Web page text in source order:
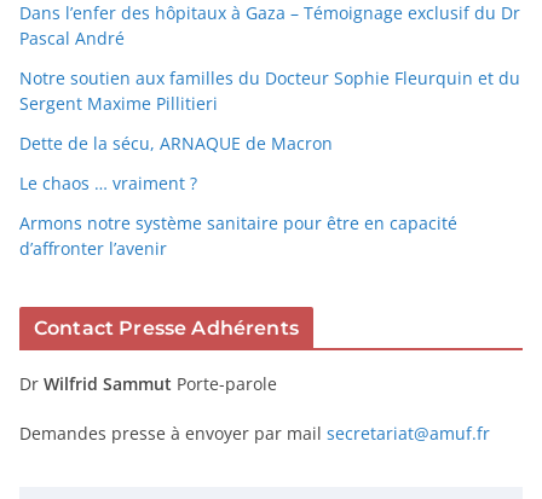
Dans l’enfer des hôpitaux à Gaza – Témoignage exclusif du Dr
Pascal André
Notre soutien aux familles du Docteur Sophie Fleurquin et du
Sergent Maxime Pillitieri
Dette de la sécu, ARNAQUE de Macron
Le chaos … vraiment ?
Armons notre système sanitaire pour être en capacité
d’affronter l’avenir
Contact Presse Adhérents
Dr Wilfrid Sammut Porte-parole
Demandes presse à envoyer par mail secretariat@amuf.fr